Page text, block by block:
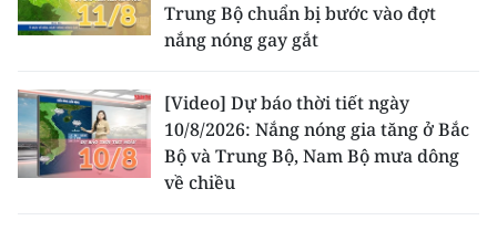
NHÂN DÂN CUỐI TUẦN
MUA BÁO
ĐỌC BÁO IN
Trung Bộ chuẩn bị bước vào đợt
nắng nóng gay gắt
[Video] Dự báo thời tiết ngày
10/8/2026: Nắng nóng gia tăng ở Bắc
Bộ và Trung Bộ, Nam Bộ mưa dông
về chiều